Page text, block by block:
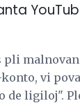
pli
vi
de ligiloj".